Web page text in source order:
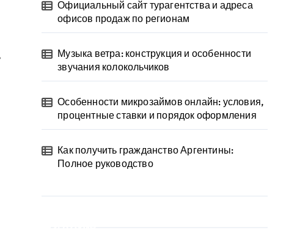
Официальный сайт турагентства и адреса
офисов продаж по регионам
Музыка ветра: конструкция и особенности
звучания колокольчиков
Особенности микрозаймов онлайн: условия,
процентные ставки и порядок оформления
Как получить гражданство Аргентины:
Полное руководство